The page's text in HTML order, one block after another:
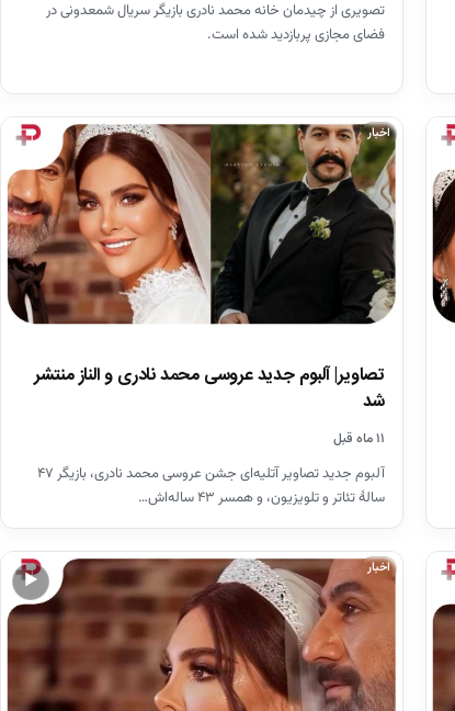
تصویری از چیدمان خانه محمد نادری بازیگر سریال شمعدونی در
فضای مجازی پربازدید شده است.
اخبار
تصاویر| آلبوم جدید عروسی محمد نادری و الناز منتشر
شد
۱۱ ماه قبل
آلبوم جدید تصاویر آتلیه‌ای جشن عروسی محمد نادری، بازیگر ۴۷
سالهٔ تئاتر و تلویزیون، و همسر ۴۳ ساله‌اش…
▶
اخبار